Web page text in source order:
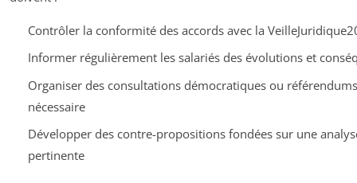
Contrôler la conformité des accords avec la
Informer régulièrement les salariés des évolutions et
Organiser des consultations démocratiques ou
nécessaire
Développer des contre-propositions fondées sur une
pertinente